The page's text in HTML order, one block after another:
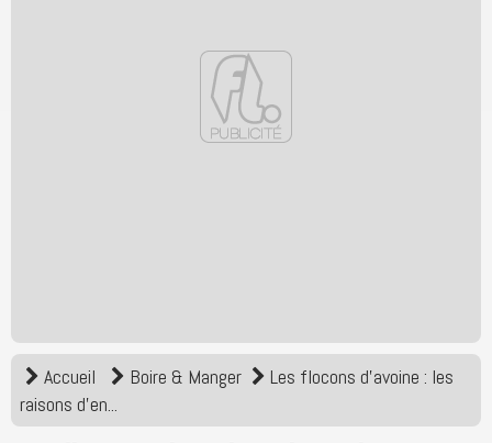
Accueil Boire & Manger
Les flocons d'avoine : les
raisons d'en...